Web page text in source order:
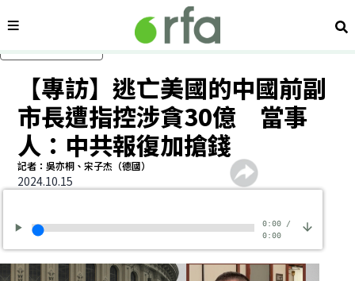
內容分類 搜
【專訪】逃亡美國的中國前副
市長遭指控涉貪30億 當事
人：中共報復加搶錢
記者：吳亦桐、宋子杰（德國）
2024.10.15
0:00/
0:00